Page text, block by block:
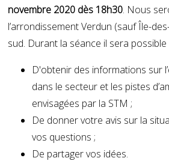
novembre 2020 dès 18h30. Nous
l’arrondissement Verdun (sauf Île-
sud. Durant la séance il sera possible
D'obtenir des informations sur
dans le secteur et les pistes
envisagées par la STM ;
De donner votre avis sur la
vos questions ;
De partager vos idées.